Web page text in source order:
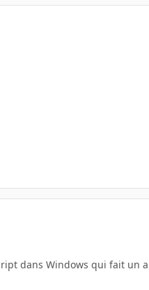
dans Windows qui fait un